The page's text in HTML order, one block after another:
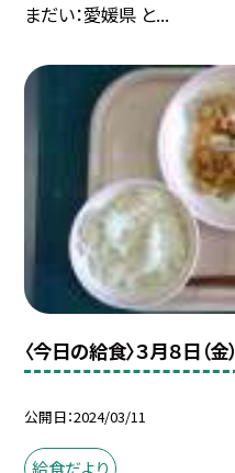
まだい：愛媛県 と...
〈今日の給食〉３月８日（金）
公開日 2024/03/11
給食だより